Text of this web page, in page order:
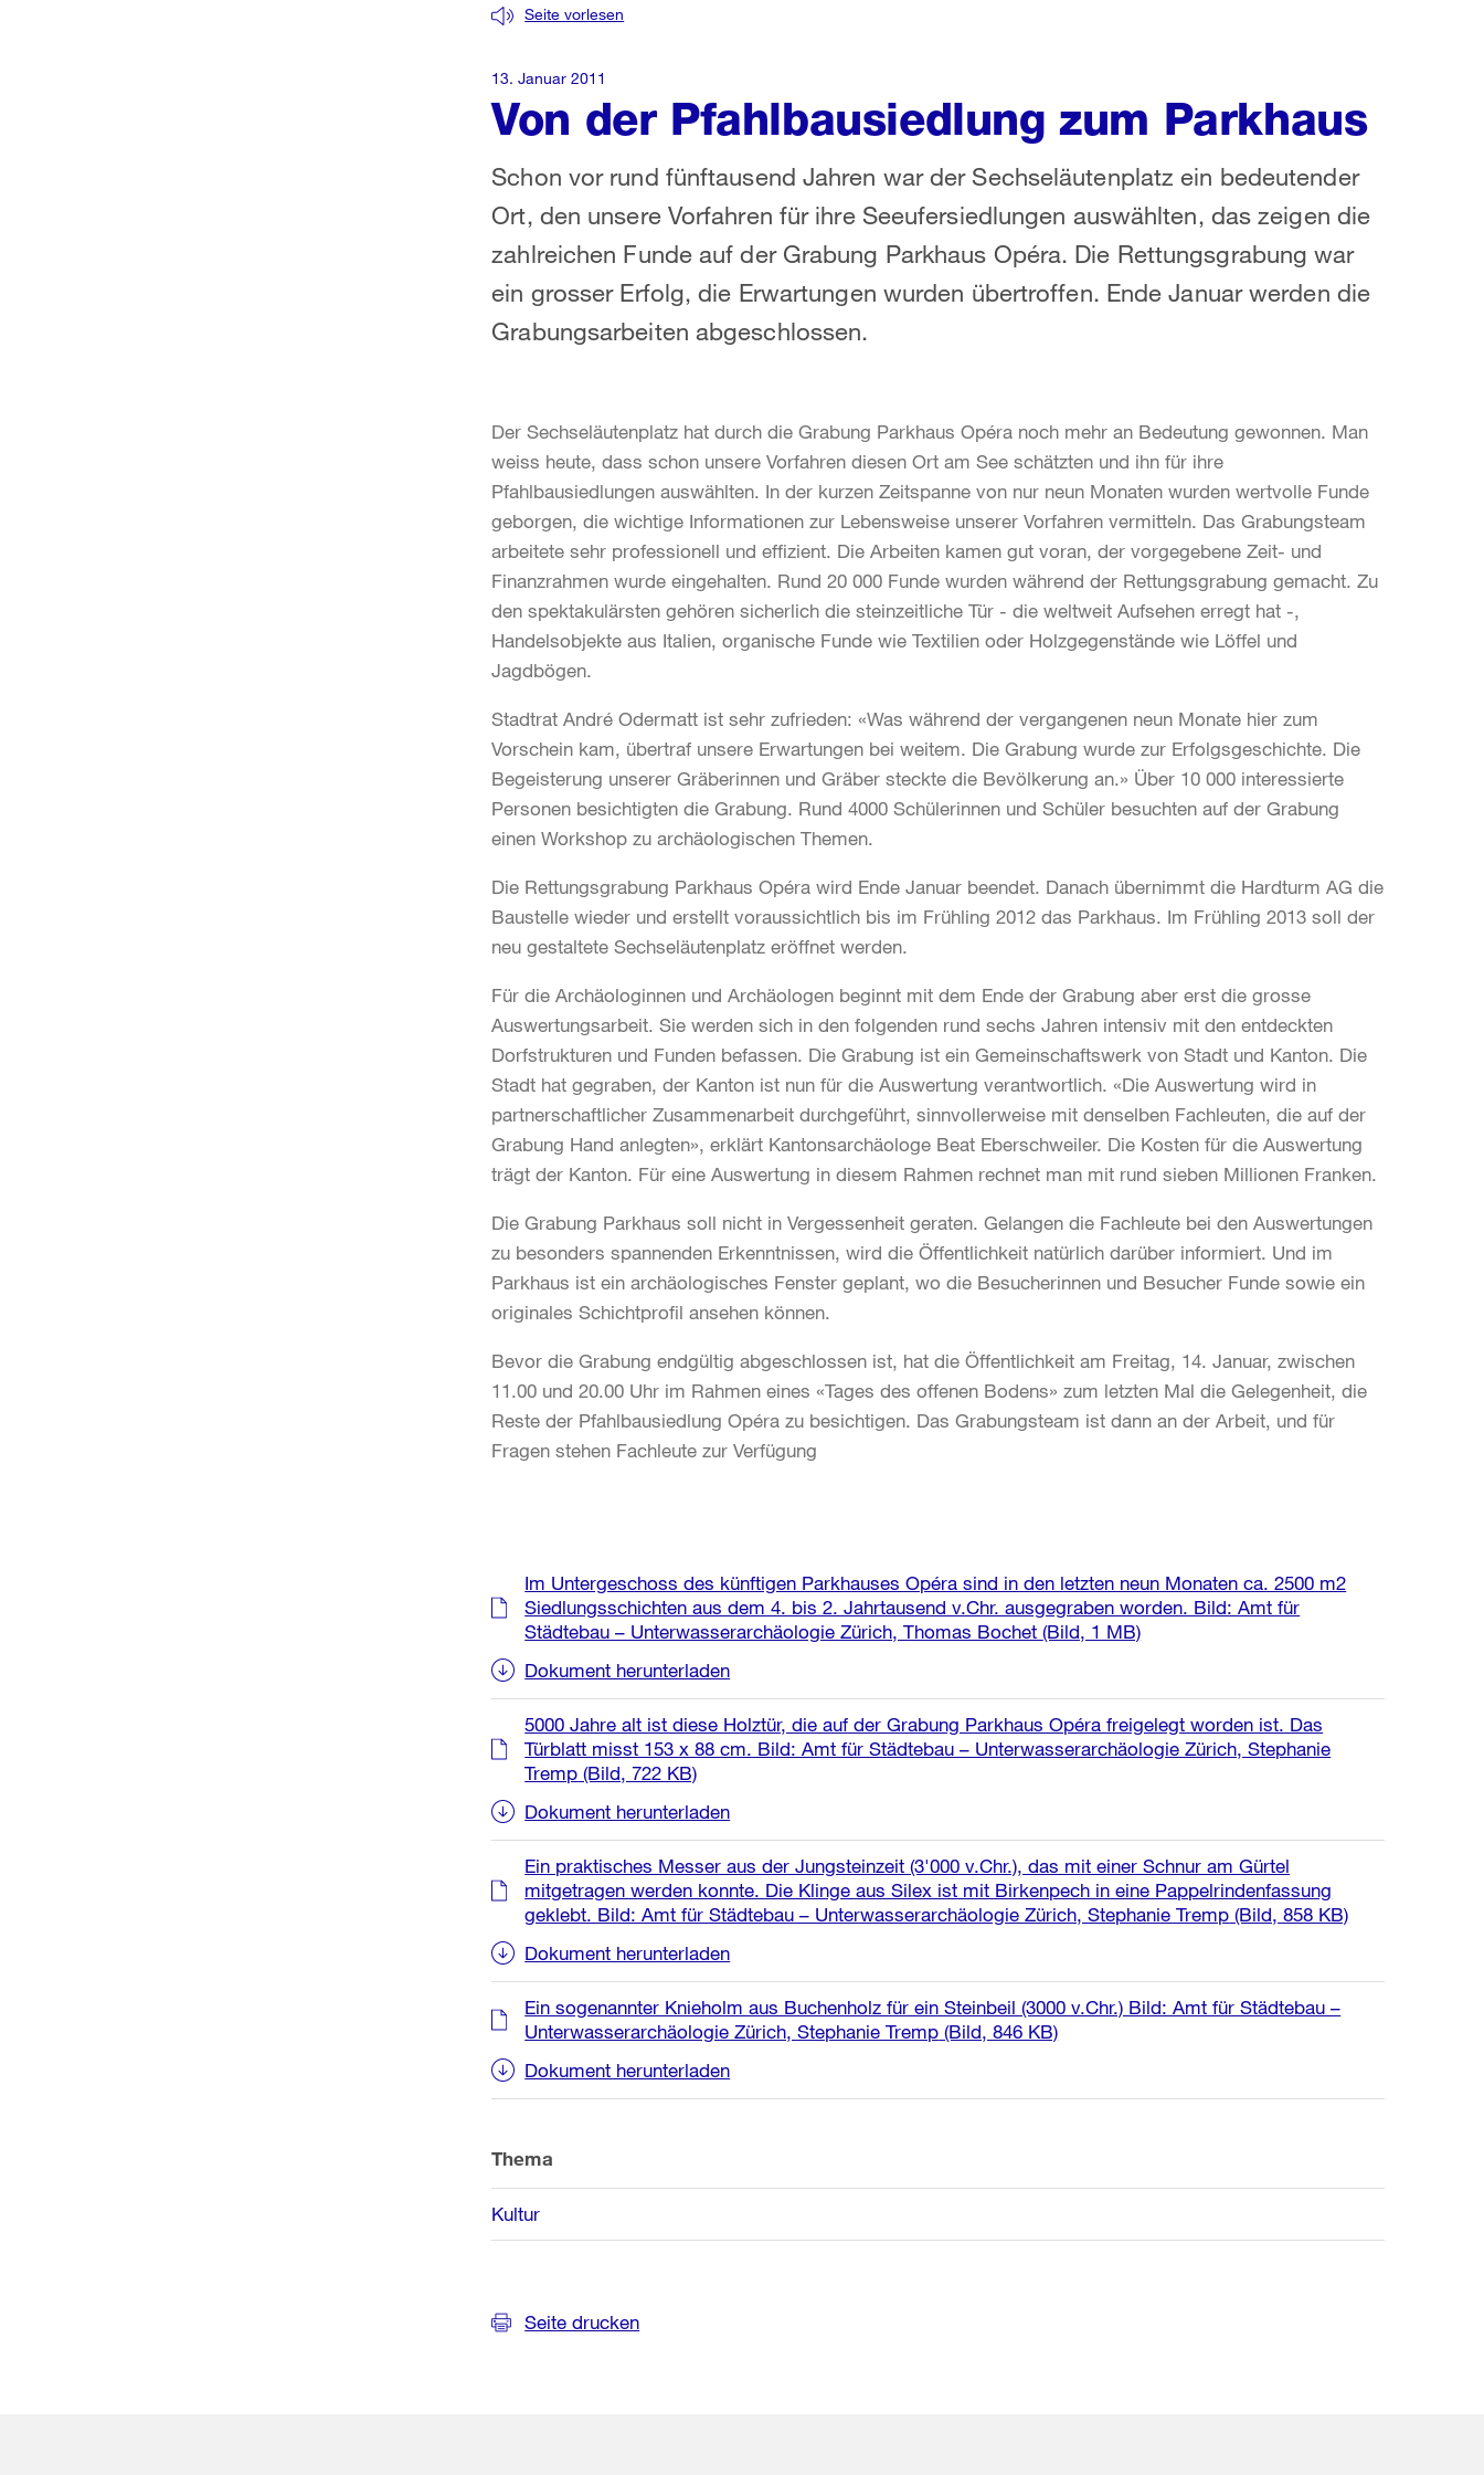
Von der Pfahlbausiedlung zum Parkhaus
Seite vorlesen
Schon vor rund fünftausend Jahren war der Sechseläutenplatz ein bedeutender
Ort, den unsere Vorfahren für ihre Seeufersiedlungen auswählten, das zeigen die
zahlreichen Funde auf der Grabung Parkhaus Opéra. Die Rettungsgrabung war
ein grosser Erfolg, die Erwartungen wurden übertroffen. Ende Januar werden die
Grabungsarbeiten abgeschlossen.
13. Januar 2011
Der Sechseläutenplatz hat durch die Grabung Parkhaus Opéra noch mehr an Bedeutung gewonnen. Man
weiss heute, dass schon unsere Vorfahren diesen Ort am See schätzten und ihn für ihre
Pfahlbausiedlungen auswählten. In der kurzen Zeitspanne von nur neun Monaten wurden wertvolle Funde
geborgen, die wichtige Informationen zur Lebensweise unserer Vorfahren vermitteln. Das Grabungsteam
arbeitete sehr professionell und effizient. Die Arbeiten kamen gut voran, der vorgegebene Zeit- und
Finanzrahmen wurde eingehalten. Rund 20 000 Funde wurden während der Rettungsgrabung gemacht. Zu
den spektakulärsten gehören sicherlich die steinzeitliche Tür - die weltweit Aufsehen erregt hat -,
Handelsobjekte aus Italien, organische Funde wie Textilien oder Holzgegenstände wie Löffel und
Jagdbögen.
Stadtrat André Odermatt ist sehr zufrieden: «Was während der vergangenen neun Monate hier zum
Vorschein kam, übertraf unsere Erwartungen bei weitem. Die Grabung wurde zur Erfolgsgeschichte. Die
Begeisterung unserer Gräberinnen und Gräber steckte die Bevölkerung an.» Über 10 000 interessierte
Personen besichtigten die Grabung. Rund 4000 Schülerinnen und Schüler besuchten auf der Grabung
einen Workshop zu archäologischen Themen.
Die Rettungsgrabung Parkhaus Opéra wird Ende Januar beendet. Danach übernimmt die Hardturm AG die
Baustelle wieder und erstellt voraussichtlich bis im Frühling 2012 das Parkhaus. Im Frühling 2013 soll der
neu gestaltete Sechseläutenplatz eröffnet werden.
Für die Archäologinnen und Archäologen beginnt mit dem Ende der Grabung aber erst die grosse
Auswertungsarbeit. Sie werden sich in den folgenden rund sechs Jahren intensiv mit den entdeckten
Dorfstrukturen und Funden befassen. Die Grabung ist ein Gemeinschaftswerk von Stadt und Kanton. Die
Stadt hat gegraben, der Kanton ist nun für die Auswertung verantwortlich. «Die Auswertung wird in
partnerschaftlicher Zusammenarbeit durchgeführt, sinnvollerweise mit denselben Fachleuten, die auf der
Grabung Hand anlegten», erklärt Kantonsarchäologe Beat Eberschweiler. Die Kosten für die Auswertung
trägt der Kanton. Für eine Auswertung in diesem Rahmen rechnet man mit rund sieben Millionen Franken.
Die Grabung Parkhaus soll nicht in Vergessenheit geraten. Gelangen die Fachleute bei den Auswertungen
zu besonders spannenden Erkenntnissen, wird die Öffentlichkeit natürlich darüber informiert. Und im
Parkhaus ist ein archäologisches Fenster geplant, wo die Besucherinnen und Besucher Funde sowie ein
originales Schichtprofil ansehen können.
Bevor die Grabung endgültig abgeschlossen ist, hat die Öffentlichkeit am Freitag, 14. Januar, zwischen
11.00 und 20.00 Uhr im Rahmen eines «Tages des offenen Bodens» zum letzten Mal die Gelegenheit, die
Reste der Pfahlbausiedlung Opéra zu besichtigen. Das Grabungsteam ist dann an der Arbeit, und für
Fragen stehen Fachleute zur Verfügung
Weitere
Informationen
Im Untergeschoss des künftigen Parkhauses Opéra sind in den letzten neun Monaten ca. 2500 m2
Siedlungsschichten aus dem 4. bis 2. Jahrtausend v.Chr. ausgegraben worden. Bild: Amt für
Städtebau – Unterwasserarchäologie Zürich, Thomas Bochet(Bild, 1 MB)
Dokument herunterladen
5000 Jahre alt ist diese Holztür, die auf der Grabung Parkhaus Opéra freigelegt worden ist. Das
Türblatt misst 153 x 88 cm. Bild: Amt für Städtebau – Unterwasserarchäologie Zürich, Stephanie
Tremp (Bild, 722 KB)
Dokument herunterladen
Ein praktisches Messer aus der Jungsteinzeit (3'000 v.Chr.), das mit einer Schnur am Gürtel
mitgetragen werden konnte. Die Klinge aus Silex ist mit Birkenpech in eine Pappelrindenfassung
geklebt. Bild: Amt für Städtebau – Unterwasserarchäologie Zürich, Stephanie Tremp (Bild, 858 KB)
Dokument herunterladen
Ein sogenannter Knieholm aus Buchenholz für ein Steinbeil (3000 v.Chr.) Bild: Amt für Städtebau –
Unterwasserarchäologie Zürich, Stephanie Tremp (Bild, 846 KB)
Dokument herunterladen
Thema
Kultur
Seite drucken